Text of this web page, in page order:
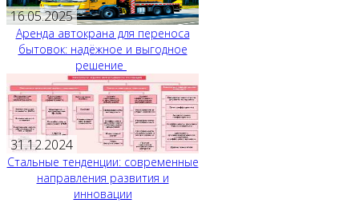
16.05.2025
Аренда автокрана для переноса
бытовок: надёжное и выгодное
решение
31.12.2024
Стальные тенденции: современные
направления развития и
инновации